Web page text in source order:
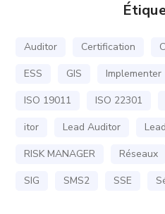
Auditor Certification
ESS
GIS Implementer
ISO 19011
ISO 22301
itor
Lead Auditor
RISK MANAGER
Réseaux
SIG
SMS2 SSE